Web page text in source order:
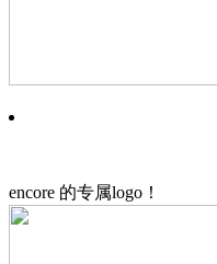
encore 的专属logo！